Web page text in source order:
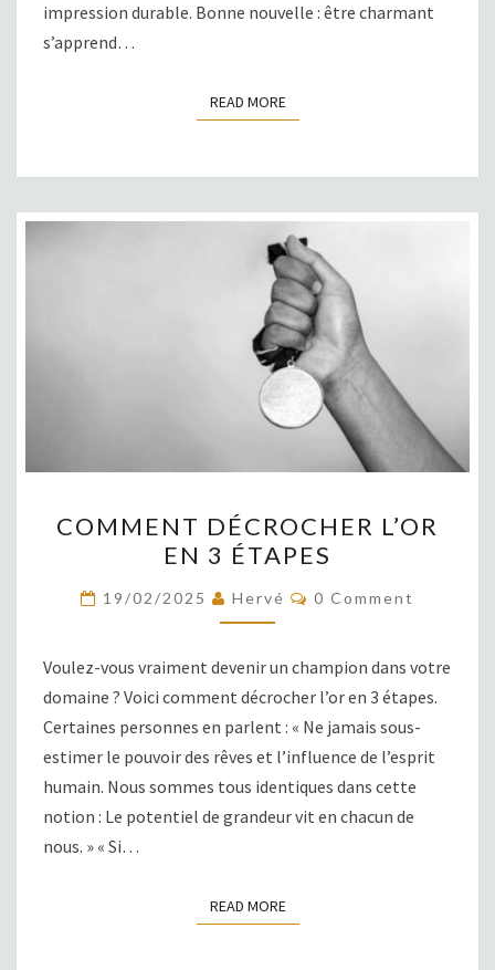
impression durable. Bonne nouvelle : être charmant
s’apprend…
READ MOREREAD MORE
DÉCROCHER
L’OR
EN
3
COMMENT DÉCROCHER L’OR
EN 3 ÉTAPES
19/02/2025 Hervé COMMENTS
0 Comment
Voulez-vous vraiment devenir un champion dans votre
domaine ? Voici comment décrocher l’or en 3 étapes.
Certaines personnes en parlent : « Ne jamais sous-
estimer le pouvoir des rêves et l’influence de l’esprit
humain. Nous sommes tous identiques dans cette
notion : Le potentiel de grandeur vit en chacun de
nous. » « Si…
READ MOREREAD MORE